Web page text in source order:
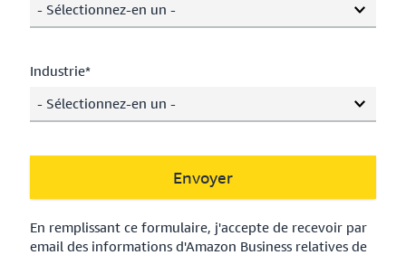
- Sélectionnez-en un -
Industrie*
- Sélectionnez-en un -
Envoyer
En remplissant ce formulaire, j'accepte de recevoir par
email des informations d'Amazon Business relatives de